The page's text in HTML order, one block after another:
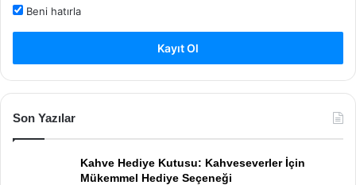
Beni hatırla
Kayıt Ol
Son Yazılar
Kahve Hediye Kutusu: Kahveseverler İçin
Mükemmel Hediye Seçeneği